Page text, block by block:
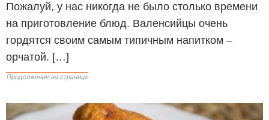
Пожалуй, у нас никогда не было столько времени
на приготовление блюд. Валенсийцы очень
гордятся своим самым типичным напитком –
орчатой. […]
Продолжение на странице